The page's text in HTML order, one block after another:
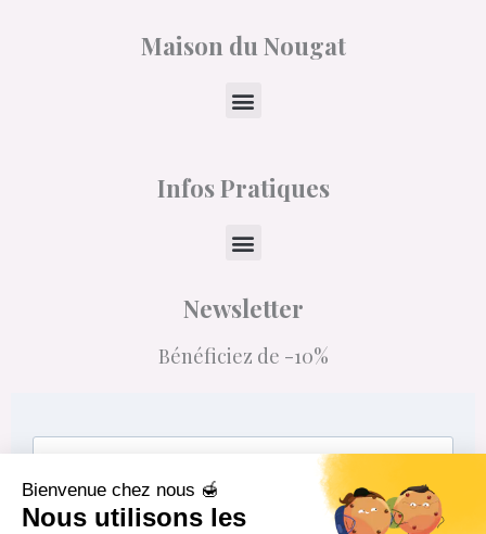
b
o
a
g
Maison du Nougat
Menu
Infos Pratiques
Menu
Newsletter
Bénéficiez de -10%